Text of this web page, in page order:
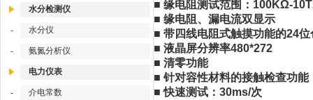
水分检测仪
- 水分仪
- 氨氮分析仪
电力仪表
- 介电常数
■ 缘电阻测试范围：100KΩ-
■ 缘电阻、漏电流双显示
■ 带四线电阻式触摸功能的24
■ 液晶屏分辨率480*272
■ 清零功能
■ 针对容性材料的接触检查功能
■ 快速测试：30ms/次